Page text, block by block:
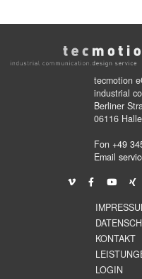
tecmotion
industrial
Berliner
06116
Fon +49
Email
KONTAKT
LOGIN